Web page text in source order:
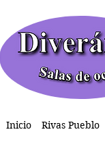
Inicio Rivas Pueblo